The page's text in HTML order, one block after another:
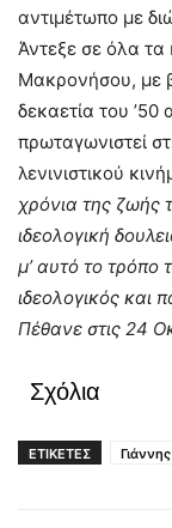
αντιμέτωπο με
Άντεξε σε όλα
Μακρονήσου, με
δεκαετία του ’50
πρωταγωνιστεί
λενινιστικού
χρόνια της ζωής
ιδεολογική
μ’ αυτό το τρόπο
ιδεολογικός και
Πέθανε στις 24
Σχόλια
ΕΤΙΚΕΤΕΣ